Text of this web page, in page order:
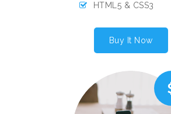
HTML5 & CSS3
Buy It Now